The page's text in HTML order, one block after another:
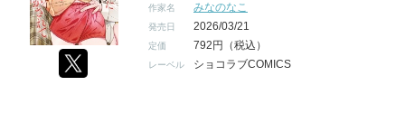
作家名 みなのなこ
発売日 2026/03/21
定価 792円（税込）
レーベル ショコラブCOMICS